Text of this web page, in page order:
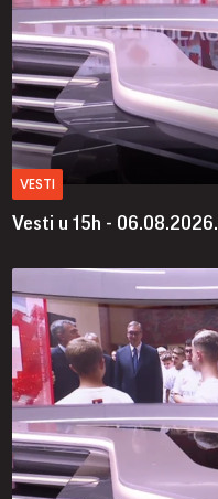
VESTI
Vesti u 15h - 06.08.2026.